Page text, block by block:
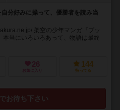
分好みに操って、優勝者を読み当
架空の少年マンガ『ブッ
本当にいろいろあって、物語は最終
26
お気に入り
144
持ってる
お待ち下さい